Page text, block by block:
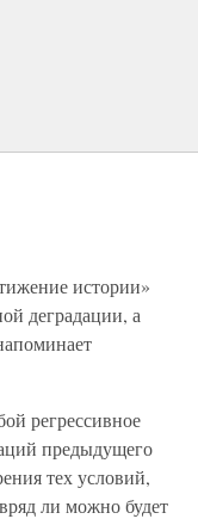
истории»
деградации, а
регрессивное
предыдущего
тех условий,
ли можно будет